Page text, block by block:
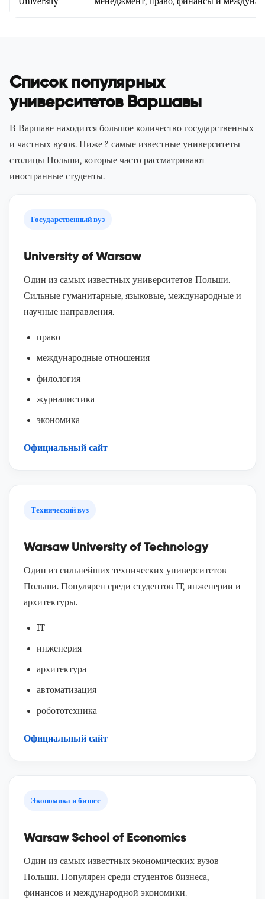
Список популярных
университетов Варшавы
В Варшаве находится большое количество государственных
и частных вузов. Ниже ? самые известные университеты
столицы Польши, которые часто рассматривают
иностранные студенты.
Государственный вуз
University of Warsaw
Один из самых известных университетов Польши.
Сильные гуманитарные, языковые, международные и
научные направления.
право
международные отношения
филология
журналистика
экономика
Официальный сайт
Технический вуз
Warsaw University of Technology
Один из сильнейших технических университетов
Польши. Популярен среди студентов IT, инженерии и
архитектуры.
IT
инженерия
архитектура
автоматизация
робототехника
Официальный сайт
Экономика и бизнес
Warsaw School of Economics
Один из самых известных экономических вузов
Польши. Популярен среди студентов бизнеса,
финансов и международной экономики.